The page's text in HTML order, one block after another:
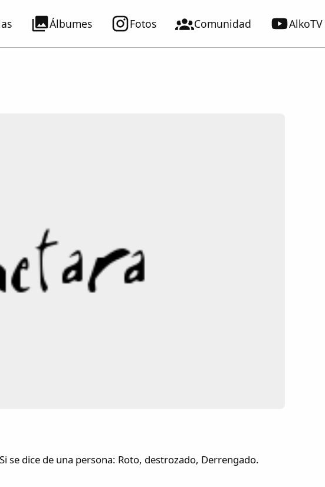
Álbumes Fotos Comunidad AlkoTV
se dice de una persona: Roto, destrozado, Derrengado.